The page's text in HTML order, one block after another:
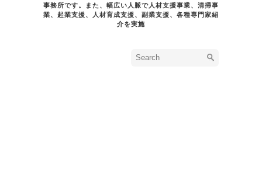
事務所です。また、幅広い人脈で人材支援事業、清掃事
業、起業支援、人材育成支援、副業支援、各種専門家紹
介を実施